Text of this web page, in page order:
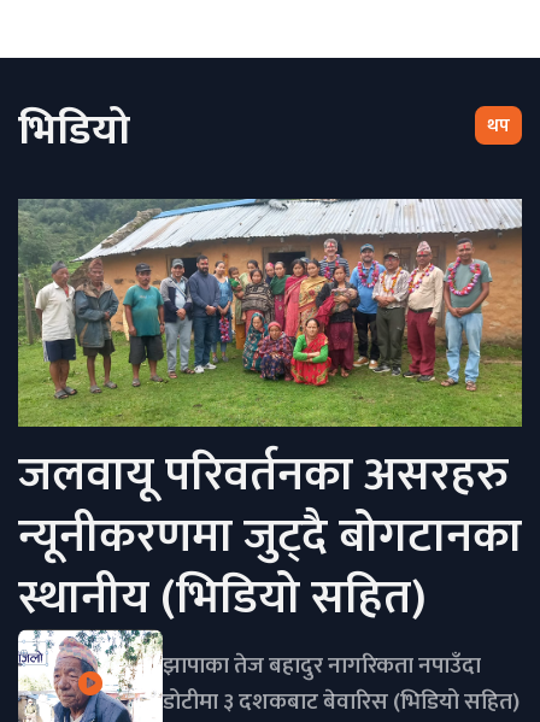
भिडियो थप
जलवायू परिवर्तनका असरहरु
न्यूनीकरणमा जुट्दै बोगटानका
स्थानीय (भिडियो सहित)
झापाका तेज बहादुर नागरिकता नपाउँदा
डोटीमा ३ दशकबाट बेवारिस (भिडियो सहित)